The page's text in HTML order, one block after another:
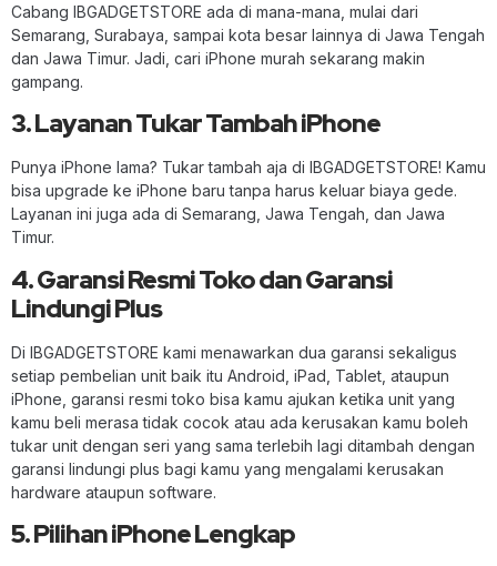
Cabang IBGADGETSTORE ada di mana-mana, mulai dari
Semarang, Surabaya, sampai kota besar lainnya di Jawa Tengah
dan Jawa Timur. Jadi, cari iPhone murah sekarang makin
gampang.
3. Layanan Tukar Tambah iPhone
Punya iPhone lama? Tukar tambah aja di IBGADGETSTORE! Kamu
bisa upgrade ke iPhone baru tanpa harus keluar biaya gede.
Layanan ini juga ada di Semarang, Jawa Tengah, dan Jawa
Timur.
4. Garansi Resmi Toko dan Garansi
Lindungi Plus
Di IBGADGETSTORE kami menawarkan dua garansi sekaligus
setiap pembelian unit baik itu Android, iPad, Tablet, ataupun
iPhone, garansi resmi toko bisa kamu ajukan ketika unit yang
kamu beli merasa tidak cocok atau ada kerusakan kamu boleh
tukar unit dengan seri yang sama terlebih lagi ditambah dengan
garansi lindungi plus bagi kamu yang mengalami kerusakan
hardware ataupun software.
5. Pilihan iPhone Lengkap